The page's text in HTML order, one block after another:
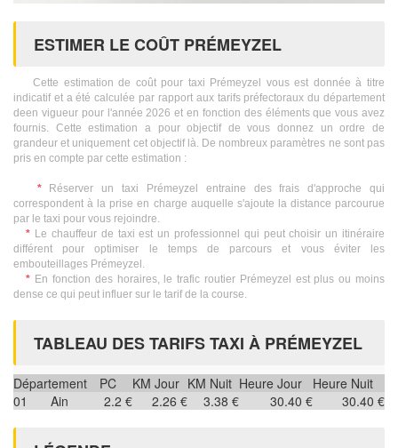
ESTIMER LE COÛT PRÉMEYZEL
Cette estimation de coût pour taxi Prémeyzel vous est donnée à titre
indicatif et a été calculée par rapport aux tarifs préfectoraux du département
deen vigueur pour l'année 2026 et en fonction des éléments que vous avez
fournis. Cette estimation a pour objectif de vous donnez un ordre de
grandeur et uniquement cet objectif là. De nombreux paramètres ne sont pas
pris en compte par cette estimation :
*Réserver un taxi Prémeyzel entraine des frais d'approche qui
correspondent à la prise en charge auquelle s'ajoute la distance parcourue
par le taxi pour vous rejoindre.
* Le chauffeur de taxi est un professionnel qui peut choisir un itinéraire
différent pour optimiser le temps de parcours et vous éviter les
embouteillages Prémeyzel.
* En fonction des horaires, le trafic routier Prémeyzel est plus ou moins
dense ce qui peut influer sur le tarif de la course.
TABLEAU DES TARIFS TAXI À PRÉMEYZEL
Département PC KM Jour KM Nuit Heure Jour
Heure Nuit
01
Ain 2.2 € 2.26 € 3.38 € 30.40 € 30.40 €